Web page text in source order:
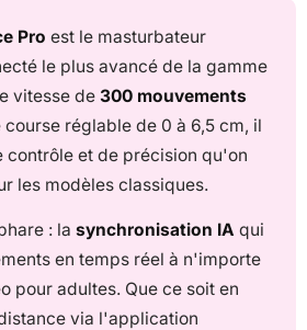
Pro est le masturbateur
le plus avancé de la gamme
vitesse de 300 mouvements
course réglable de 0 à 6,5 cm, il
contrôle et de précision qu'on
les modèles classiques.
: la synchronisation IA qui
en temps réel à n'importe
pour adultes. Que ce soit en
via l'application